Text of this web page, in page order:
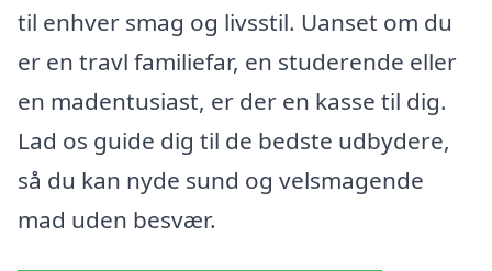
til enhver smag og livsstil. Uanset om du
er en travl familiefar, en studerende eller
en madentusiast, er der en kasse til dig.
Lad os guide dig til de bedste udbydere,
så du kan nyde sund og velsmagende
mad uden besvær.